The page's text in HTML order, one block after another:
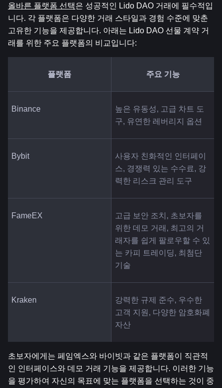
올바른 플랫폼 선택은 성공적인 Lido DAO 거래에 필수적입
니다. 각 플랫폼은 다양한 거래 스타일과 경험 수준에 맞춘
고유한 기능을 제공합니다. 아래는 Lido DAO 선물 계약 거
래를 위한 주요 플랫폼의 비교입니다:
플랫폼 주요 기능
Binance
높은 유동성, 고급 차트 도
구, 유연한 레버리지 옵션
Bybit
사용자 친화적인 인터페이
스, 경쟁력 있는 수수료, 강
력한 리스크 관리 도구
FameEX
고급 보안 조치, 초보자를
위한 데모 거래, 최고의 거
래자를 쉽게 팔로우할 수 있
는 카피 트레이딩, 최첨단
기술
Kraken
강력한 규제 준수, 우수한
고객 지원, 다양한 암호화폐
자산
초보자에게는 페임엑스와 바이빗과 같은 플랫폼이 직관적
인 인터페이스와 데모 거래 기능을 제공합니다. 이러한 기능
을 평가하여 자신의 목표에 맞는 플랫폼을 선택하는 것이 중